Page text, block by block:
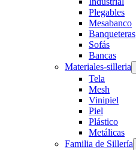
Plegables
Mesabanco
Banqueteras
Sofás
Bancas
Materiales-silleria
Tela
Mesh
Vinipiel
Piel
Plástico
Metálicas
Familia de Sillería